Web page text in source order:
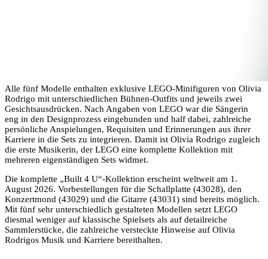
Alle fünf Modelle enthalten exklusive LEGO-Minifiguren von Olivia
Rodrigo mit unterschiedlichen Bühnen-Outfits und jeweils zwei
Gesichtsausdrücken. Nach Angaben von LEGO war die Sängerin
eng in den Designprozess eingebunden und half dabei, zahlreiche
persönliche Anspielungen, Requisiten und Erinnerungen aus ihrer
Karriere in die Sets zu integrieren. Damit ist Olivia Rodrigo zugleich
die erste Musikerin, der LEGO eine komplette Kollektion mit
mehreren eigenständigen Sets widmet.
Die komplette „Built 4 U“-Kollektion erscheint weltweit am 1.
August 2026. Vorbestellungen für die Schallplatte (43028), den
Konzertmond (43029) und die Gitarre (43031) sind bereits möglich.
Mit fünf sehr unterschiedlich gestalteten Modellen setzt LEGO
diesmal weniger auf klassische Spielsets als auf detailreiche
Sammlerstücke, die zahlreiche versteckte Hinweise auf Olivia
Rodrigos Musik und Karriere bereithalten.